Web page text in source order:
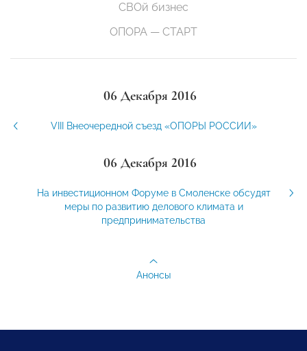
СВОй бизнес
ОПОРА — СТАРТ
06 Декабря 2016
VIII Внеочередной съезд «ОПОРЫ РОССИИ»
06 Декабря 2016
На инвестиционном Форуме в Смоленске обсудят
меры по развитию делового климата и
предпринимательства
Анонсы